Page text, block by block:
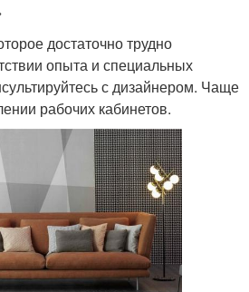
достаточно трудно
опыта и специальных
с дизайнером. Чаще
рабочих кабинетов.